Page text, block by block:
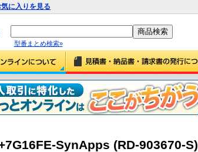
気に入りを見る
型番まとめ検索»
SynApps (RD-903670-S)